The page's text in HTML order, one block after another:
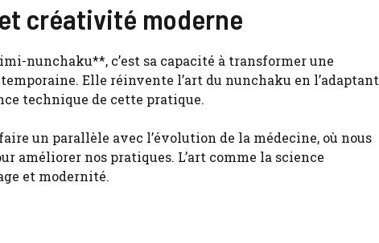
créativité moderne
nunchaku**, c’est sa capacité à transformer une
Elle réinvente l’art du nunchaku en l’adaptant
technique de cette pratique.
un parallèle avec l’évolution de la médecine, où nous
nos pratiques. L’art comme la science
et modernité.